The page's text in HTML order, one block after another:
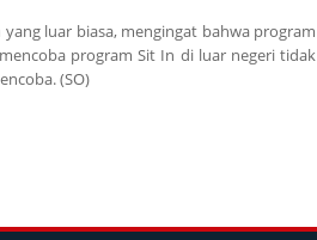
luar biasa, mengingat bahwa program
program Sit In di luar negeri tidak
(SO)